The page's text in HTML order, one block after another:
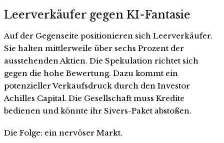
Leerverkäufer gegen KI-Fantasie
Auf der Gegenseite positionieren sich Leerverkäufer.
Sie halten mittlerweile über sechs Prozent der
ausstehenden Aktien. Die Spekulation richtet sich
gegen die hohe Bewertung. Dazu kommt ein
potenzieller Verkaufsdruck durch den Investor
Achilles Capital. Die Gesellschaft muss Kredite
bedienen und könnte ihr Sivers-Paket abstoßen.
Die Folge: ein nervöser Markt.